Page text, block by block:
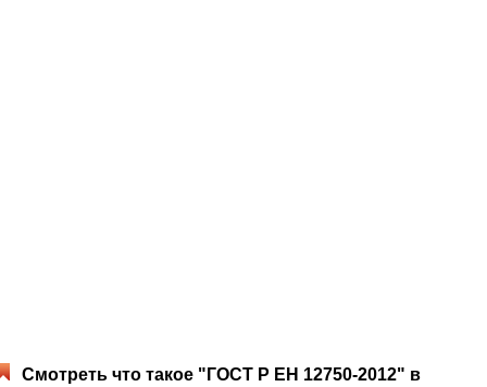
Смотреть что такое "ГОСТ Р ЕН 12750-2012" в